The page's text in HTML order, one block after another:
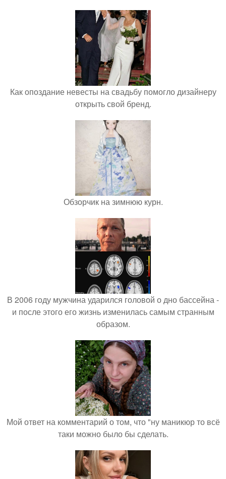
Как опоздание невесты на свадьбу помогло дизайнеру
открыть свой бренд.
Обзорчик на зимнюю курн.
В 2006 году мужчина ударился головой о дно бассейна -
и после этого его жизнь изменилась самым странным
образом.
Мой ответ на комментарий о том, что "ну маникюр то всё
таки можно было бы сделать.